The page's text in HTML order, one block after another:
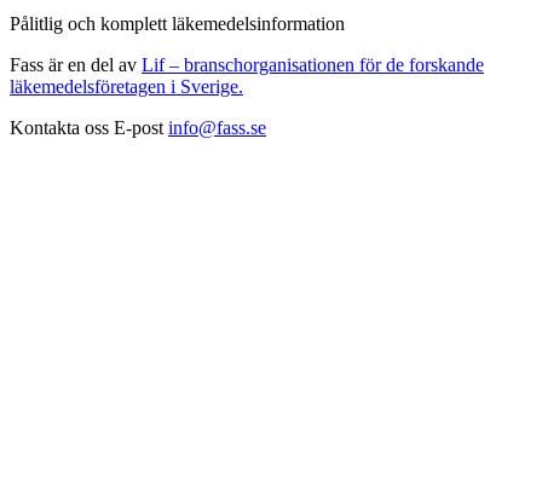
Pålitlig och komplett läkemedelsinformation
Fass är en del av Lif – branschorganisationen för de forskande
läkemedelsföretagen i Sverige.
Kontakta oss E-post info@fass.se